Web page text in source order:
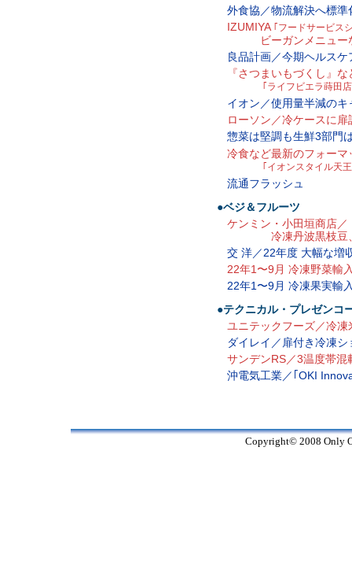
外食協／物流解決へ標準
IZUMIYA｢フードサービス
ビーガンメニュー
良品計画／今期ヘルス
『さつまいもづくし』
｢ライフビエラ蒔田
イオン／使用量半減の
ローソン／冷ケースに
惣菜は堅調も生鮮3部門
冷食など最新のフォーマ
｢イオンスタイル天
流通フラッシュ
●ベジ＆フルーツ
ケンミン・小田垣商店／
冷凍丹波黒枝豆、
交 洋／22年度 大幅な増
22年1〜9月 冷凍野菜輸
22年1〜9月 冷凍果実輸
●テクニカル・プレゼンコ
ユニテックフーズ／冷
ダイレイ／扉付き冷凍
サンデンRS／3温度帯混
沖電気工業／｢OKI
Copyright© 2008 Only